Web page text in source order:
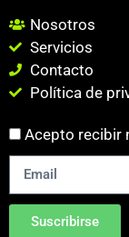
Nosotros
Servicios
Contacto
Política de
Acepto recibir
Suscribirse